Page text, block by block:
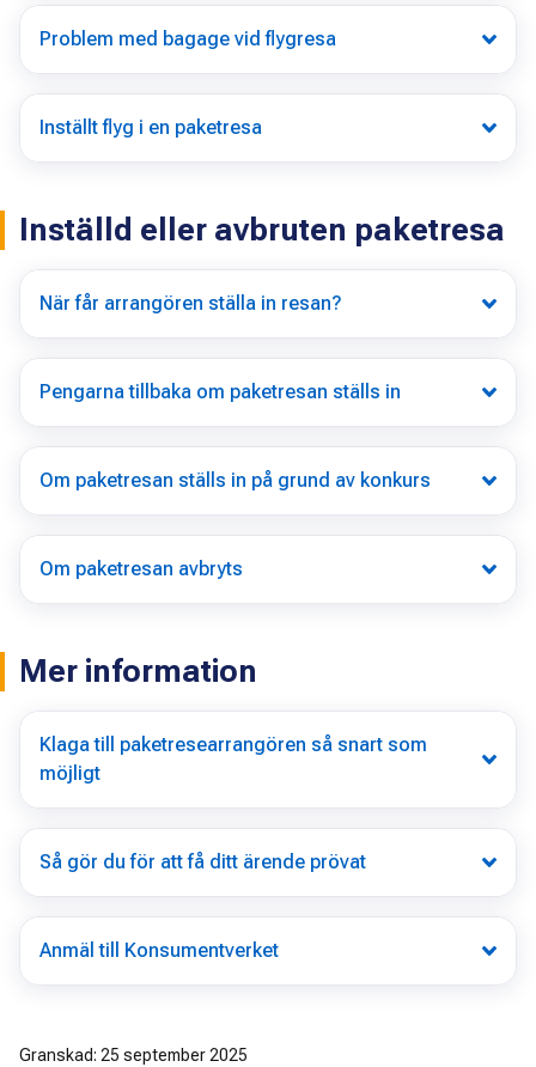
Problem med bagage vid flygresa
Inställt flyg i en paketresa
Inställd eller avbruten paketresa
När får arrangören ställa in resan?
Pengarna tillbaka om paketresan ställs in
Om paketresan ställs in på grund av konkurs
Om paketresan avbryts
Mer information
Klaga till paketresearrangören så snart som
möjligt
Så gör du för att få ditt ärende prövat
Anmäl till Konsumentverket
Granskad: 25 september 2025